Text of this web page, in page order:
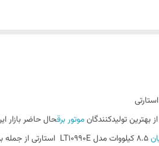
بهترین تولیدکنندگانموتور برقحال حاضر بازار